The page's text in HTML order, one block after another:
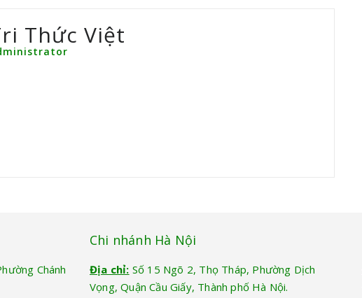
Thức Việt
Chánh
Chi nhánh Hà Nội
Địa chỉ: Số 15 Ngõ 2, Thọ Tháp, Phường Dịch
Vọng, Quận Cầu Giấy, Thành phố Hà Nội.